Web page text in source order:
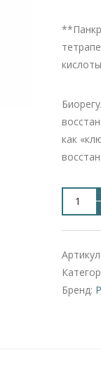
как
товара
Glu-
Trp)
|
20mg/
Артикул:
Бренд: